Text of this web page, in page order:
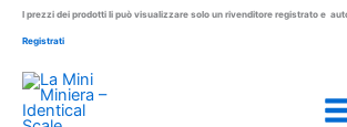
I prezzi dei prodotti li può visualizzare solo un rivenditore registrato e
Registrati